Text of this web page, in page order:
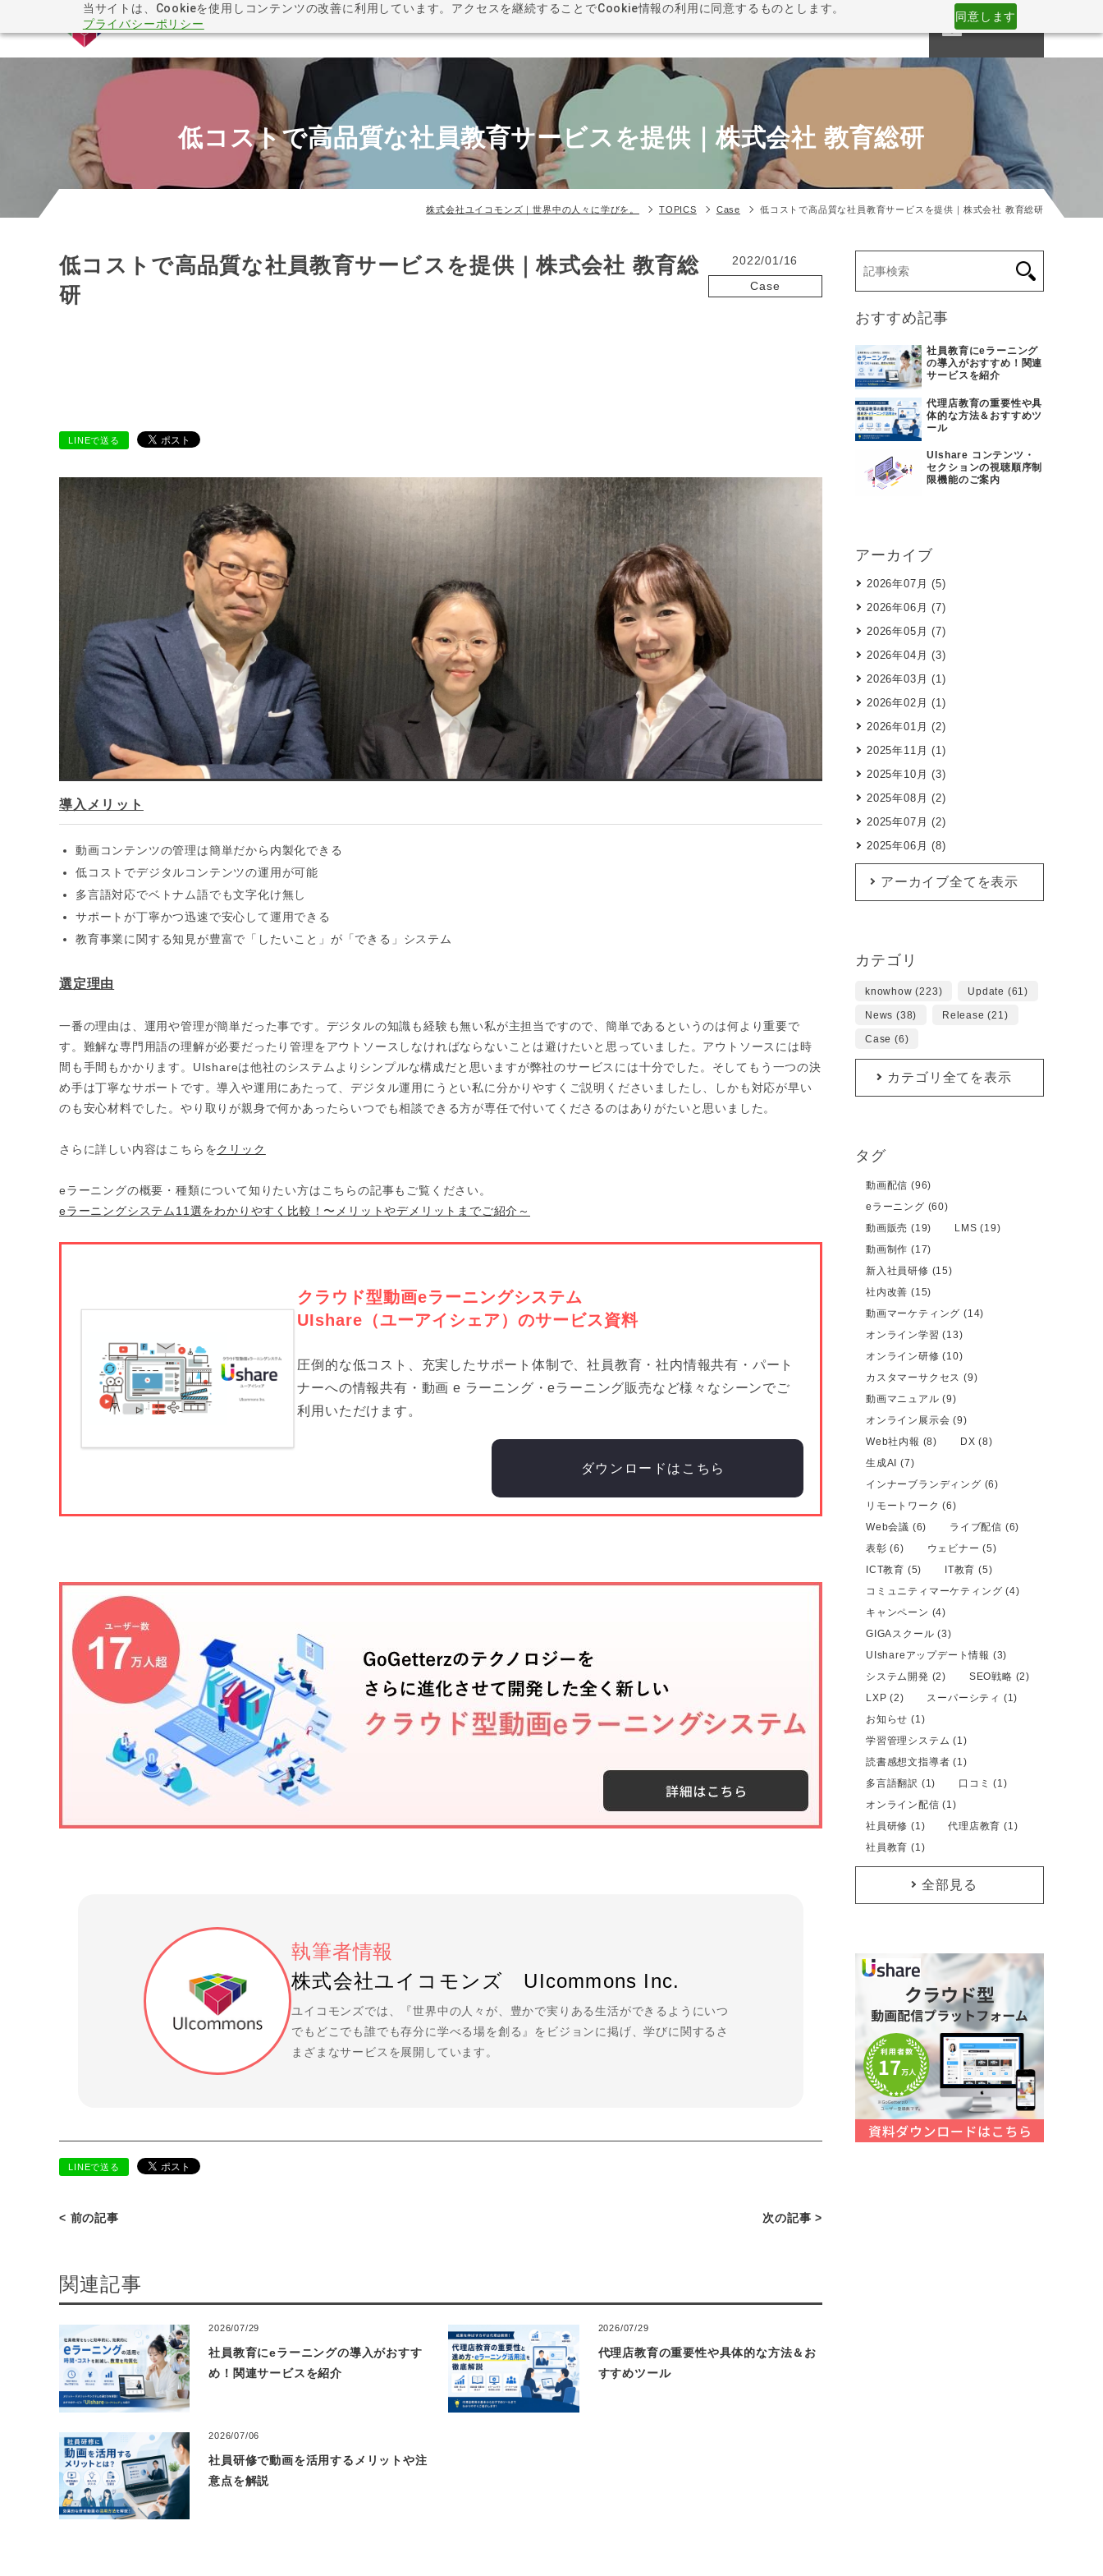
当サイトは、Cookieを使用しコンテンツの改善に利用しています。アクセスを継続することでCookie情報の利用に同意するものとします。
プライバシーポリシー
同意します
CONTACT
低コストで高品質な社員教育サービスを提供｜株式会社 教育総研
株式会社ユイコモンズ｜世界中の人々に学びを。 TOPICS Case 低コストで高品質な社員教育サービスを提供｜株式会社 教育総研
低コストで高品質な社員教育サービスを提供｜株式会社 教育総
研
2022/01/16
Case
LINEで送る
導入メリット
動画コンテンツの管理は簡単だから内製化できる
低コストでデジタルコンテンツの運用が可能
多言語対応でベトナム語でも文字化け無し
サポートが丁寧かつ迅速で安心して運用できる
教育事業に関する知見が豊富で「したいこと」が「できる」システム
選定理由
一番の理由は、運用や管理が簡単だった事です。デジタルの知識も経験も無い私が主担当ですので、簡単であるというのは何より重要で
す。難解な専門用語の理解が必要だったり管理をアウトソースしなければならないことは避けたいと思っていました。アウトソースには時
間も手間もかかります。UIshareは他社のシステムよりシンプルな構成だと思いますが弊社のサービスには十分でした。そしてもう一つの決
め手は丁寧なサポートです。導入や運用にあたって、デジタル運用にうとい私に分かりやすくご説明くださいましたし、しかも対応が早い
のも安心材料でした。やり取りが親身で何かあったらいつでも相談できる方が専任で付いてくださるのはありがたいと思いました。
さらに詳しい内容はこちらをクリック
eラーニングの概要・種類について知りたい方はこちらの記事もご覧ください。
eラーニングシステム11選をわかりやすく比較！〜メリットやデメリットまでご紹介～
クラウド型動画eラーニングシステム
UIshare（ユーアイシェア）のサービス資料
圧倒的な低コスト、充実したサポート体制で、社員教育・社内情報共有・パート
ナーへの情報共有・動画 e ラーニング・eラーニング販売など様々なシーンでご
利⽤いただけます。
ダウンロードはこちら
執筆者情報
株式会社ユイコモンズ UIcommons Inc.
ユイコモンズでは、『世界中の人々が、豊かで実りある生活ができるようにいつ
でもどこでも誰でも存分に学べる場を創る』をビジョンに掲げ、学びに関するさ
まざまなサービスを展開しています。
LINEで送る
< 前の記事 次の記事 >
関連記事
2026/07/29
社員教育にeラーニングの導入がおすす
め！関連サービスを紹介
2026/07/29
代理店教育の重要性や具体的な方法＆お
すすめツール
2026/07/06
社員研修で動画を活用するメリットや注
意点を解説
おすすめ記事
社員教育にeラーニング
の導入がおすすめ！関連
サービスを紹介
代理店教育の重要性や具
体的な方法＆おすすめツ
ール
UIshare コンテンツ・
セクションの視聴順序制
限機能のご案内
アーカイブ
2026年07月 (5)
2026年06月 (7)
2026年05月 (7)
2026年04月 (3)
2026年03月 (1)
2026年02月 (1)
2026年01月 (2)
2025年11月 (1)
2025年10月 (3)
2025年08月 (2)
2025年07月 (2)
2025年06月 (8)
アーカイブ全てを表示
カテゴリ
knowhow (223) Update (61)
News (38) Release (21)
Case (6)
カテゴリ全てを表示
タグ
動画配信 (96)
eラーニング (60)
動画販売 (19)
LMS (19)
動画制作 (17)
新入社員研修 (15)
社内改善 (15)
動画マーケティング (14)
オンライン学習 (13)
オンライン研修 (10)
カスタマーサクセス (9)
動画マニュアル (9)
オンライン展示会 (9)
Web社内報 (8)
DX (8)
生成AI (7)
インナーブランディング (6)
リモートワーク (6)
Web会議 (6)
ライブ配信 (6)
表彰 (6)
ウェビナー (5)
ICT教育 (5)
IT教育 (5)
コミュニティマーケティング (4)
キャンペーン (4)
GIGAスクール (3)
UIshareアップデート情報 (3)
システム開発 (2)
SEO戦略 (2)
LXP (2)
スーパーシティ (1)
お知らせ (1)
学習管理システム (1)
読書感想文指導者 (1)
多言語翻訳 (1)
口コミ (1)
オンライン配信 (1)
社員研修 (1)
代理店教育 (1)
社員教育 (1)
全部見る